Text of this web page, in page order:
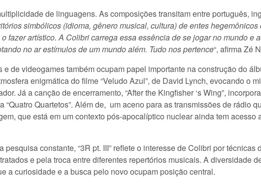
de linguagens. As composições transitam entre português,
simbólicos (idioma, gênero musical, cultura) de entes
fazer artístico. A Colibri carrega essa essência de se jogar no mundo e
no ar estímulos de um mundo além. Tudo nos pertence“, afirma Zé
de videogames também ocupam papel importante na construção do
enigmática do filme “Veludo Azul”, de David Lynch, evocando o
Já a canção de encerramento, “After the Kingfisher ‘s Wing”,
Quartetos”. Além de, um aceno para as transmissões de rádio
que está em um contexto pós-apocalíptico nuclear ainda tem
constante, “3R pt. III” reflete o interesse de Colibri por técnicas
e pela troca entre diferentes repertórios musicais. A diversidade
a curiosidade e a busca pelo novo ocupam posição central.